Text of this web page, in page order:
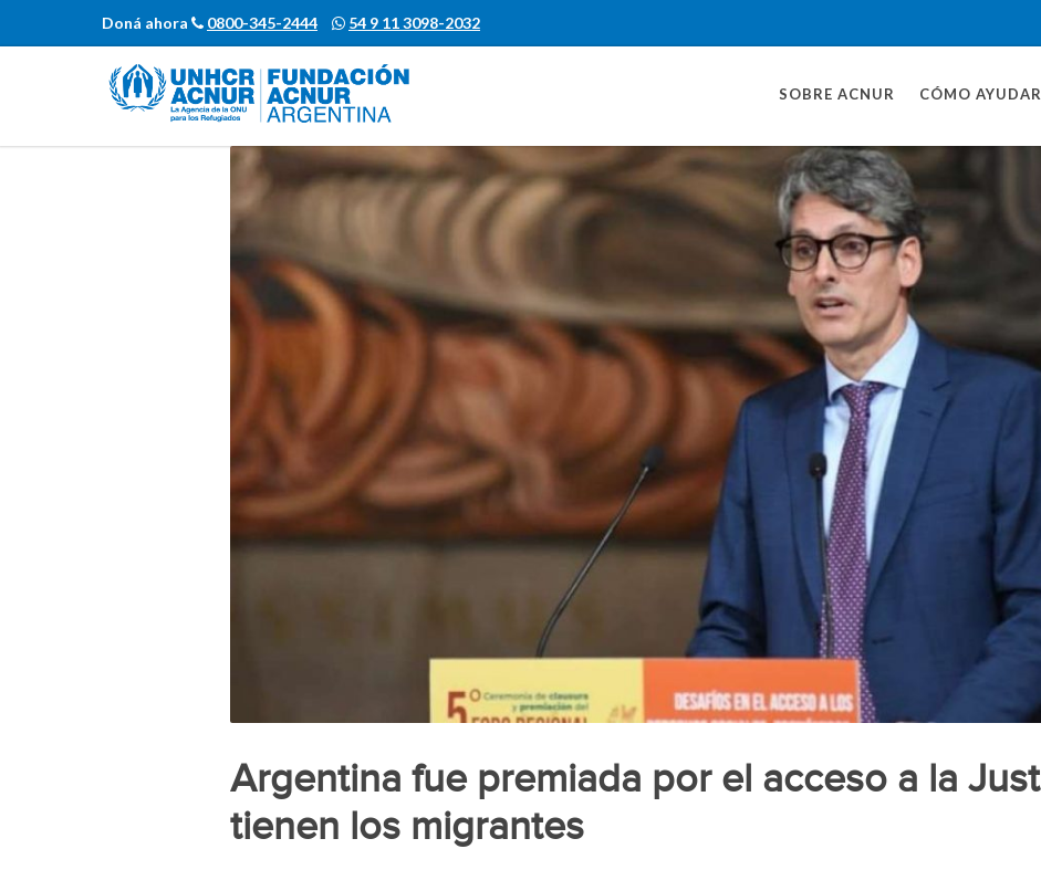
Doná ahora 0800-345-2444 54 9 11 3098-2032
SOBRE ACNUR CÓMO AYUDAR
Argentina fue premiada por el acceso a la
tienen los migrantes